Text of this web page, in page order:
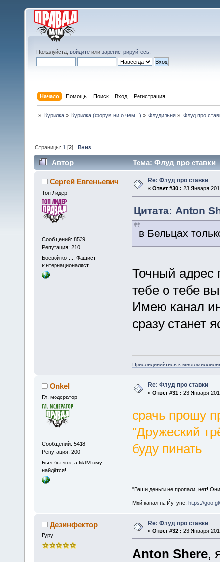
Пожалуйста, войдите или зарегистрируйтесь
Начало Помощь Поиск Вход Регистрация
» Курилка» Курилка (форум ни о чем...) » Флудильня » Флуд про
Страницы: 1 [2]Вниз
Автор Тема: Флуд про ставки
Сергей Евгеньевич
Топ Лидер
Сообщений: 8539
Репутация: 210
Боевой кот.... Фашист-
Интернационалист
Re: Флуд про ставки
« Ответ #30 : 23 Января
Цитата: Anton
в Бельцах
Точный адрес
тебе о тебе
Имею канал
сразу станет
Присоединяйтесь к
Onkel
Гл. модератор
Сообщений: 5418
Репутация: 200
Был-бы лох, а МЛМ ему
найдётся!
Re: Флуд про ставки
« Ответ #31 : 23 Января
срачь прошу
"Дружеский
буду пинать
"Ваши деньги не пропали, нет!
Мой канал на Йутупе: https://
Дезинфектор
Гуру
Re: Флуд про ставки
« Ответ #32 : 23 Января
Anton Shere,